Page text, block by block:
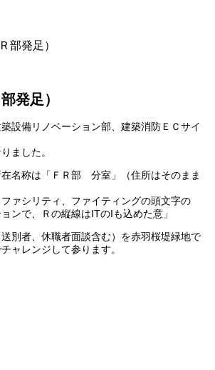
部発足）
発足）
設備リノベーション部、建築消防ＥＣサイ
ました。
名称は「ＦＲ部 分室」（住所はそのまま
ァシリティ、ファイティングの頭文字の
ンで、Ｒの縦線はITのIも込めた意」
別者、休職者面談含む）を赤羽桜堤緑地で
ャレンジして参ります。